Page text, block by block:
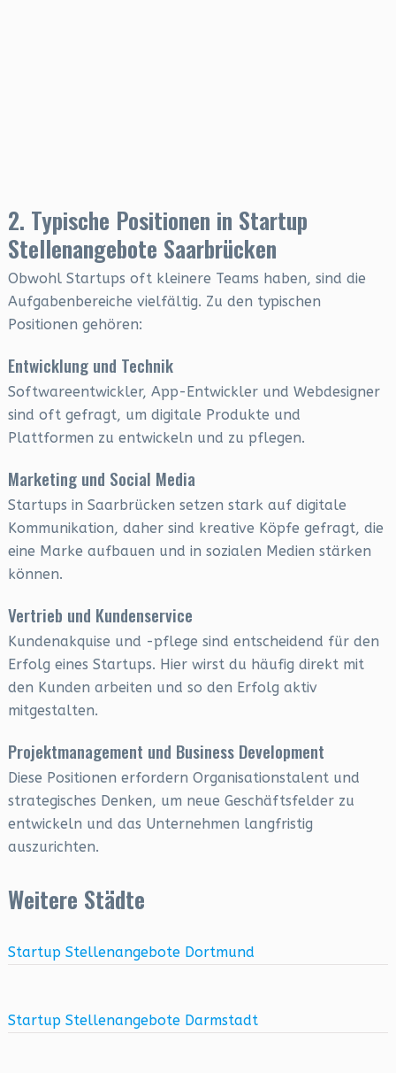
2. Typische Positionen in Startup
Stellenangebote Saarbrücken
Obwohl Startups oft kleinere Teams haben, sind die
Aufgabenbereiche vielfältig. Zu den typischen
Positionen gehören:
Entwicklung und Technik
Softwareentwickler, App-Entwickler und Webdesigner
sind oft gefragt, um digitale Produkte und
Plattformen zu entwickeln und zu pflegen.
Marketing und Social Media
Startups in Saarbrücken setzen stark auf digitale
Kommunikation, daher sind kreative Köpfe gefragt, die
eine Marke aufbauen und in sozialen Medien stärken
können.
Vertrieb und Kundenservice
Kundenakquise und -pflege sind entscheidend für den
Erfolg eines Startups. Hier wirst du häufig direkt mit
den Kunden arbeiten und so den Erfolg aktiv
mitgestalten.
Projektmanagement und Business Development
Diese Positionen erfordern Organisationstalent und
strategisches Denken, um neue Geschäftsfelder zu
entwickeln und das Unternehmen langfristig
auszurichten.
Weitere Städte
Startup Stellenangebote Dortmund
Startup Stellenangebote Darmstadt